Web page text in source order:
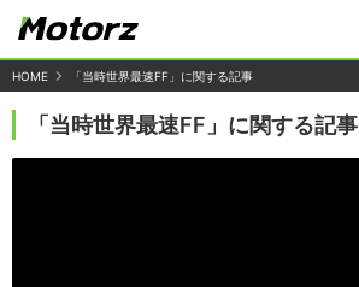
HOME 「当時世界最速FF」に関する記事
「当時世界最速FF」に関する記事